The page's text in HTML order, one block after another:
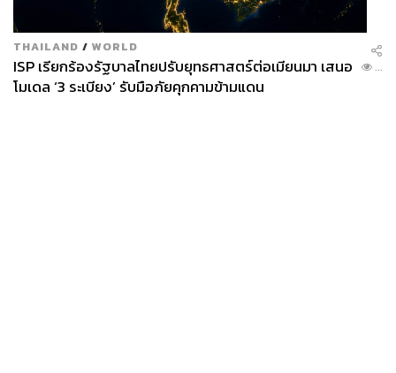
สามารถติดตาม THE STANDARD WEALTH
ผ่านแอปพลิเคชันต่างๆ ที่คุณสะดวกหรือใช้งานอยู่แล้วได้เลย
THAILAND / WORLD
ISP เรียกร้องรัฐบาลไทยปรับยุทธศาสตร์ต่อเมียนมา เสนอ
โมเดล ‘3 ระเบียง’ รับมือภัยคุกคามข้ามแดน
...